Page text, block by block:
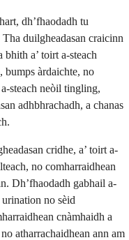
dh’fhaodadh tu
duilgheadasan craicinn
a’ toirt a-steach
bumps àrdaichte, no
steach neòil tingling,
adhbhrachadh, a chanas
cridhe, a’ toirt a-
no comharraidhean
Dh’fhaodadh gabhail a-
urination no sèid
cnàmhaidh a
atharrachaidhean ann am